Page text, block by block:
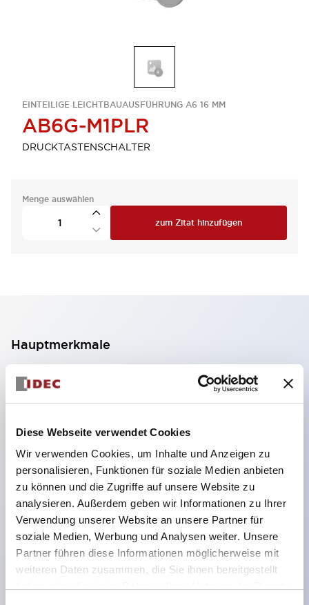
Diese Webseite verwendet Cookies
Wir verwenden Cookies, um Inhalte und Anzeigen zu
personalisieren, Funktionen für soziale Medien anbieten
zu können und die Zugriffe auf unsere Website zu
analysieren. Außerdem geben wir Informationen zu Ihrer
Verwendung unserer Website an unsere Partner für
soziale Medien, Werbung und Analysen weiter. Unsere
Partner führen diese Informationen möglicherweise mit
weiteren Daten zusammen, die Sie ihnen bereitgestellt
EINTEILIGE LEICHTBAUAUSFÜHRUNG A6 16 MM
AB6G-M1PLR
DRUCKTASTENSCHALTER
Menge auswählen
zum Zitat hinzufügen
Hauptmerkmale
Geeignet für ein breites Anwendungsspektrum
von der Konsumelektronik bis zum FA-Bereich
Schutzarten IP40 und IP65 vollständig verfügbar
(IEC 60529)
UL- und CSA-zertifiziert. Entspricht EN (Europa)
Normen. CCC-zertifiziert (außer Anzeigeleuchten).
Mit speziellem Zubehör leicht auf Φ22 Flash-
Silhouette umstellbar